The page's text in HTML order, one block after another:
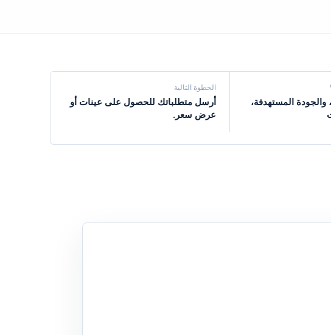
والجودة المستهدفة،
الخطوة التالية
أرسل متطلباتك للحصول على عينات أو
عرض سعر.